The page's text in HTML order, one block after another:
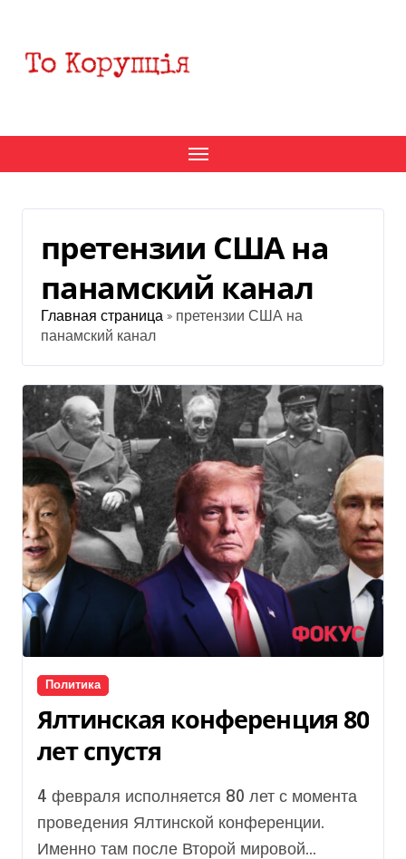
содержанию
претензии США на
панамский канал
Главная страница » претензии США на
панамский канал
Политика
Ялтинская конференция 80
лет спустя
4 февраля исполняется 80 лет с момента
проведения Ялтинской конференции.
Именно там после Второй мировой...